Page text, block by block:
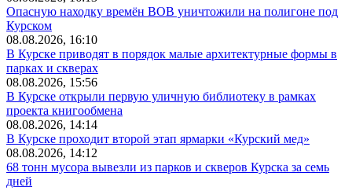
Опасную находку времён ВОВ уничтожили на полигоне под
Курском
08.08.2026, 16:10
В Курске приводят в порядок малые архитектурные формы в
парках и скверах
08.08.2026, 15:56
В Курске открыли первую уличную библиотеку в рамках
проекта книгообмена
08.08.2026, 14:14
В Курске проходит второй этап ярмарки «Курский мед»
08.08.2026, 14:12
68 тонн мусора вывезли из парков и скверов Курска за семь
дней